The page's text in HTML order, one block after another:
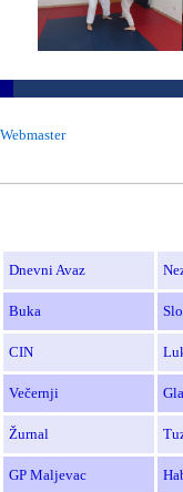
Webmaster
Dnevni Avaz
Buka
CIN
Večernji
Žurnal
GP Maljevac